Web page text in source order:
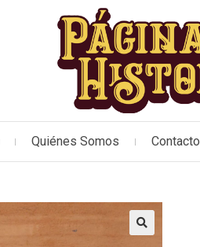
Quiénes Somos Contacto